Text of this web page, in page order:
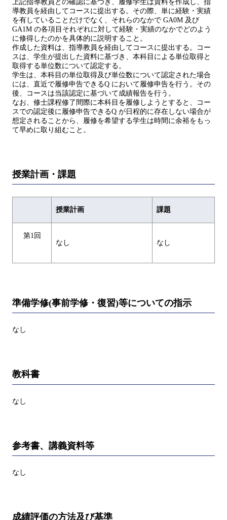
上記指導教員との確認に基づき、履修学生は資料を作成し、指
導教員を経由してコースに提出する。その際、単に経験・実績
を有していることだけでなく、それらのなかで GA0M 及び
GA1M の各項目それぞれに対して経験・実績のなかでどのよう
に修得したのかを具体的に説明すること。
作成した資料は、指導教員を経由してコースに提出する。コー
スは、学生が提出した資料に基づき、本科目による単位取得と
取得する単位数について認定する。
学生は、本科目の単位取得及び単位数について認定された場合
には、直近で履修申告できるQ において履修申告を行う。その
後、コースは当該認定に基づいて成績報告を行う。
なお、修士課程修了間際に本科目を履修しようとすると、コー
スでの認定後に履修申告できるQ が日程的に存在しない場合が
想定されることから、履修を希望する学生は時間に余裕をもっ
て早めに取り組むこと。
授業計画・課題
授業計画 課題
第1回
なし
なし
準備学修(事前学修・復習)等についての指示
なし
教科書
なし
参考書、講義資料等
なし
成績評価の方法及び基準